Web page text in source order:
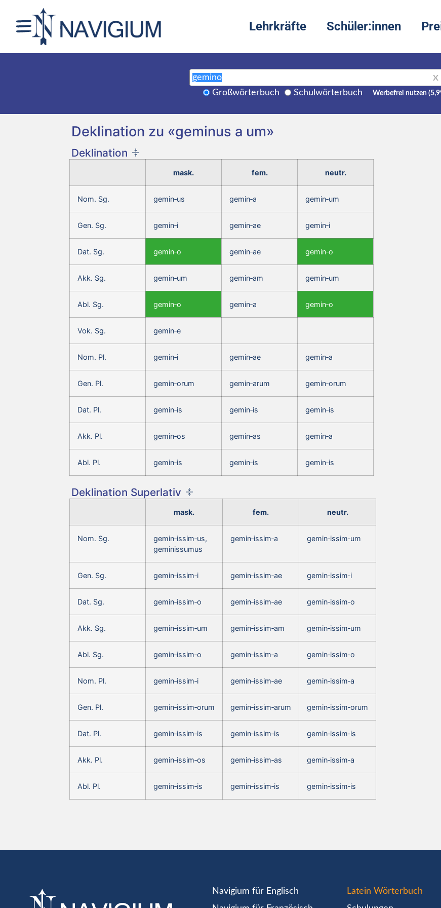
Lehrkräfte Schüler:innen
X
Großwörterbuch Schulwörterbuch Werbefrei nutzen
Deklination zu «geminus a um»
Deklination
mask. fem. neutr.
Nom. Sg. gemin‑us gemin‑a gemin‑um
Gen. Sg. gemin‑i gemin‑ae gemin‑i
Dat. Sg. gemin‑o gemin‑ae gemin‑o
Akk. Sg. gemin‑um gemin‑am gemin‑um
Abl. Sg. gemin‑o gemin‑a gemin‑o
Vok. Sg. gemin‑e
Nom. Pl. gemin‑i gemin‑ae gemin‑a
Gen. Pl. gemin‑orum gemin‑arum gemin‑orum
Dat. Pl. gemin‑is gemin‑is gemin‑is
Akk. Pl. gemin‑os gemin‑as gemin‑a
Abl. Pl. gemin‑is gemin‑is gemin‑is
Deklination Superlativ
mask. fem. neutr.
Nom. Sg.
gemin‑issim‑us,
geminissumus
gemin‑issim‑a gemin‑issim‑um
Gen. Sg. gemin‑issim‑i gemin‑issim‑ae gemin‑issim‑i
Dat. Sg. gemin‑issim‑o gemin‑issim‑ae gemin‑issim‑o
Akk. Sg. gemin‑issim‑um gemin‑issim‑am gemin‑issim‑um
Abl. Sg. gemin‑issim‑o gemin‑issim‑a gemin‑issim‑o
Nom. Pl. gemin‑issim‑i gemin‑issim‑ae gemin‑issim‑a
Gen. Pl. gemin‑issim‑orum gemin‑issim‑arum gemin‑issim‑orum
Dat. Pl. gemin‑issim‑is gemin‑issim‑is gemin‑issim‑is
Akk. Pl. gemin‑issim‑os gemin‑issim‑as gemin‑issim‑a
Abl. Pl. gemin‑issim‑is gemin‑issim‑is gemin‑issim‑is
Navigium für Englisch
Latein Wörterbuch